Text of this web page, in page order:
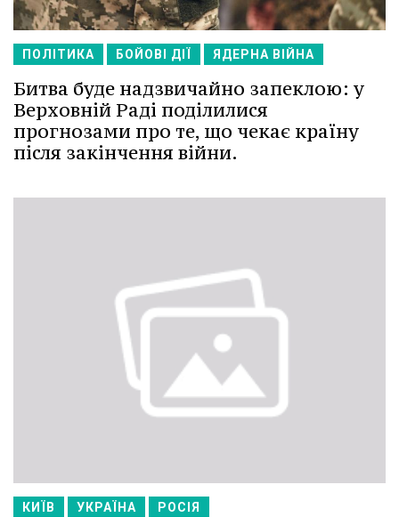
ПОЛІТИКА БОЙОВІ ДІЇ ЯДЕРНА ВІЙНА
Битва буде надзвичайно запеклою: у
Верховній Раді поділилися
прогнозами про те, що чекає країну
після закінчення війни.
КИЇВ УКРАЇНА РОСІЯ